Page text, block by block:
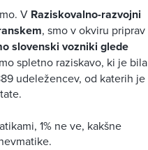
V Raziskovalno-razvojni
, smo v okviru priprav
slovenski vozniki glede
spletno raziskavo, ki je bila
udeležencev, od katerih je
1% ne ve, kakšne